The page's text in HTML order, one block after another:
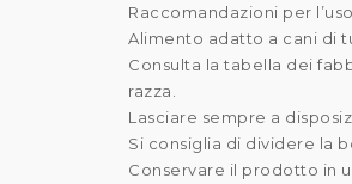
Raccomandazioni per l’uso
Alimento adatto a cani di
Consulta la tabella dei
razza.
Lasciare sempre a
Si consiglia di dividere la
Conservare il prodotto in